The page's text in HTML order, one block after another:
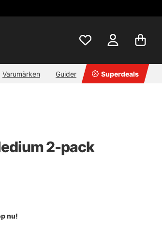
Varumärken Guider Superdeals
2-pack
nu!